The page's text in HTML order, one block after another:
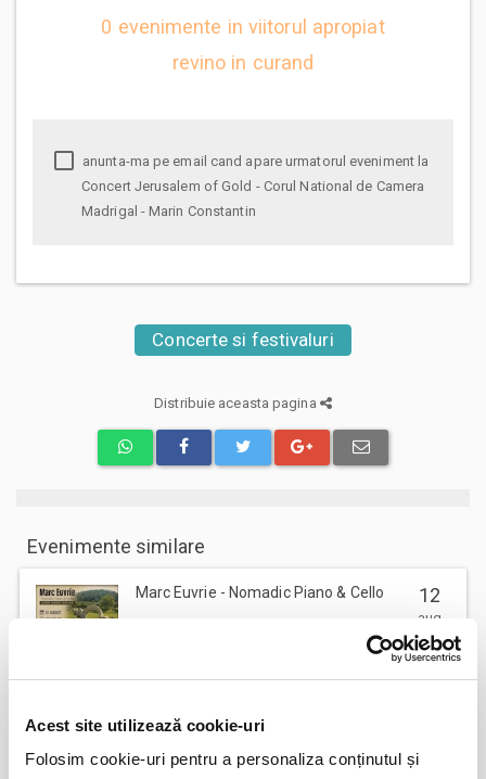
Acest site utilizează cookie-uri
Folosim cookie-uri pentru a personaliza conținutul și
0 evenimente in viitorul apropiat
revino in curand
Concert Jerusalem of Gold - Corul National de Camera
Madrigal - Marin Constantin
Concerte si festivaluri
Distribuie aceasta pagina
Evenimente similare
Marc Euvrie - Nomadic Piano & Cello 12
aug
FESTOBAL
Bucuresti
sept